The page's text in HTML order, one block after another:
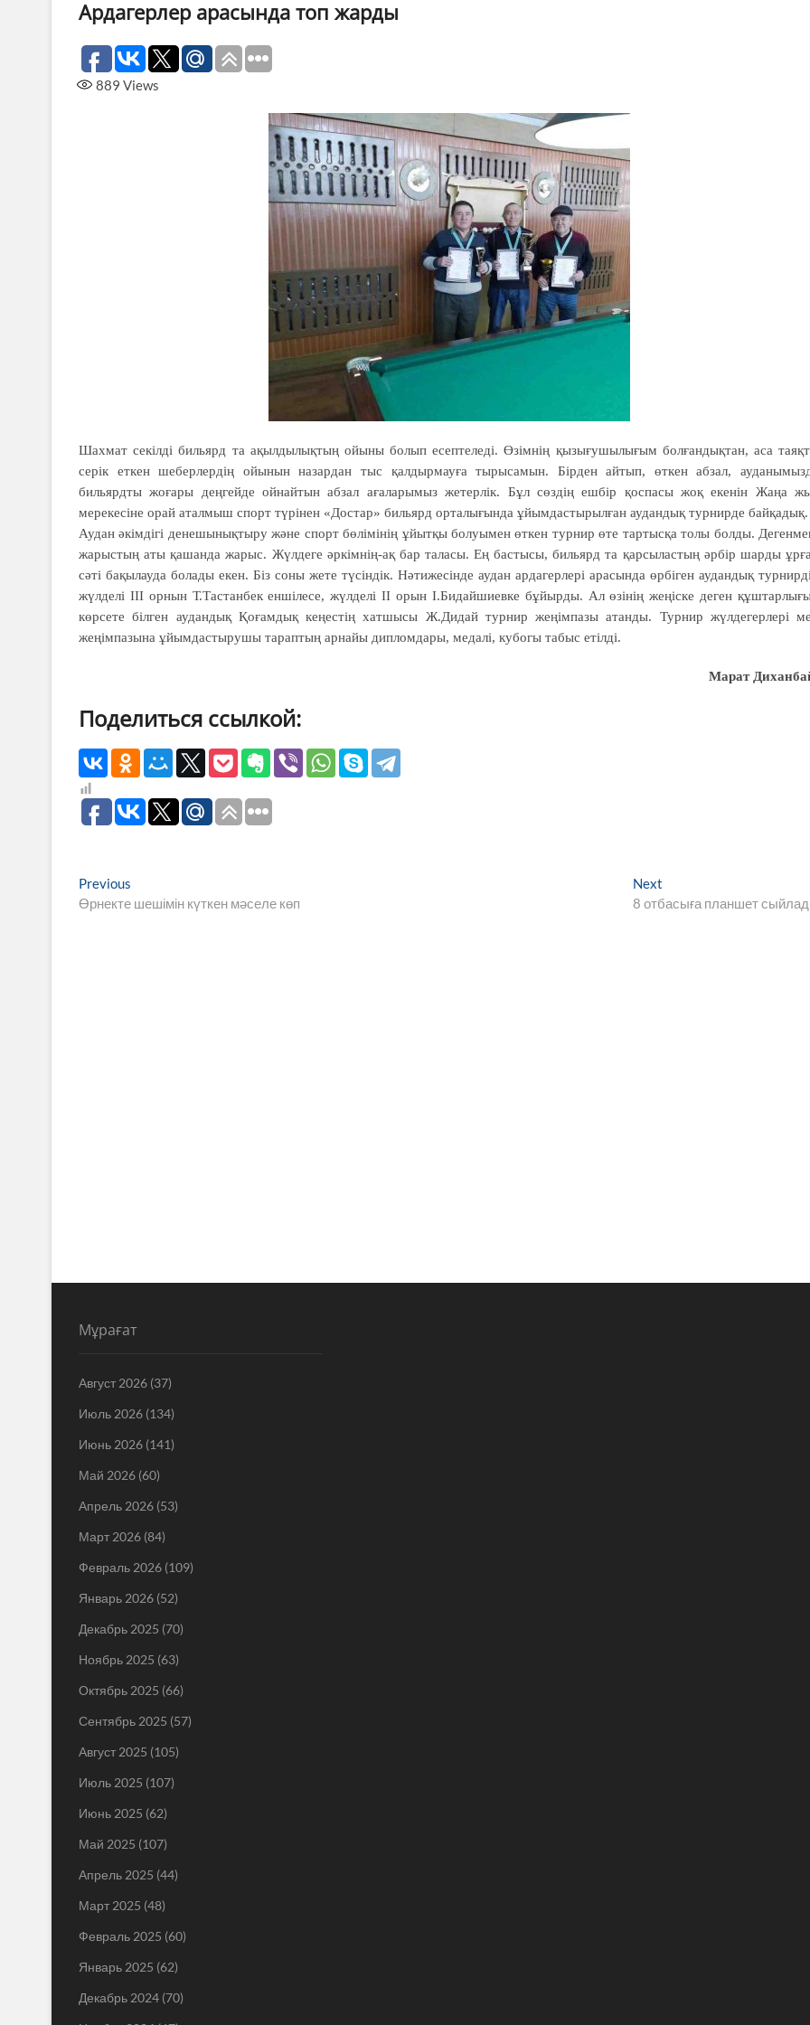
Ардагерлер арасында топ жарды
889 Views
Шахмат секілді бильярд та ақылдылықтың ойыны болып есептеледі. Өзімнің қызығушылығым болғандықтан, аса
серік еткен шеберлердің ойынын назардан тыс қалдырмауға тырысамын. Бірден айтып, өткен абзал,
бильярдты жоғары деңгейде ойнайтын абзал ағаларымыз жетерлік. Бұл сөздің ешбір қоспасы жоқ екенін Жаңа
мерекесіне орай аталмыш спорт түрінен «Достар» бильярд орталығында ұйымдастырылған аудандық турнирде байқадық.
Аудан әкімдігі денешынықтыру және спорт бөлімінің ұйытқы болуымен өткен турнир өте тартысқа толы болды.
жарыстың аты қашанда жарыс. Жүлдеге әркімнің-ақ бар таласы. Ең бастысы, бильярд та қарсыластың әрбір шарды
сәті бақылауда болады екен. Біз соны жете түсіндік. Нәтижесінде аудан ардагерлері арасында өрбіген аудандық
жүлделі III орнын Т.Тастанбек еншілесе, жүлделі II орын І.Бидайшиевке бұйырды. Ал өзінің жеңіске деген
көрсете білген аудандық Қоғамдық кеңестің хатшысы Ж.Дидай турнир жеңімпазы атанды. Турнир жүлдегерлері
жеңімпазына ұйымдастырушы тараптың арнайы дипломдары, медалі, кубогы табыс етілді.
Марат
Поделиться ссылкой:
Навигация
по
Previous
post:
Өрнекте шешімін күткен мәселе көп
Next
post:
8 отбасыға планшет
Мұрағат
Август 2026 (37)
Июль 2026 (134)
Июнь 2026 (141)
Май 2026 (60)
Апрель 2026 (53)
Март 2026 (84)
Февраль 2026 (109)
Январь 2026 (52)
Декабрь 2025 (70)
Ноябрь 2025 (63)
Октябрь 2025 (66)
Сентябрь 2025 (57)
Август 2025 (105)
Июль 2025 (107)
Июнь 2025 (62)
Май 2025 (107)
Апрель 2025 (44)
Март 2025 (48)
Февраль 2025 (60)
Январь 2025 (62)
Декабрь 2024 (70)